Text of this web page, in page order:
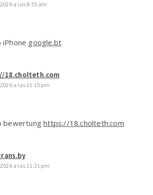
a las 8:35 am
iPhone google.bt
18.cholteth.com
a las 11:15 pm
bewertunghttps://18.cholteth.com
a las 11:21 pm